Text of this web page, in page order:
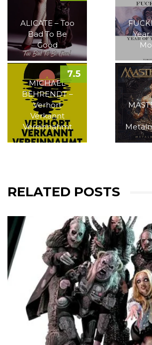
ALICATE – Too
Bad To Be
Good
Year
MICHAEL
BEHRENDT –
Verhört
Verkannt
Vereinnahmt
7.5
RELATED POSTS